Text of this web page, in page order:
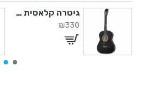
גיטרה קלאסית עם תיק
₪330